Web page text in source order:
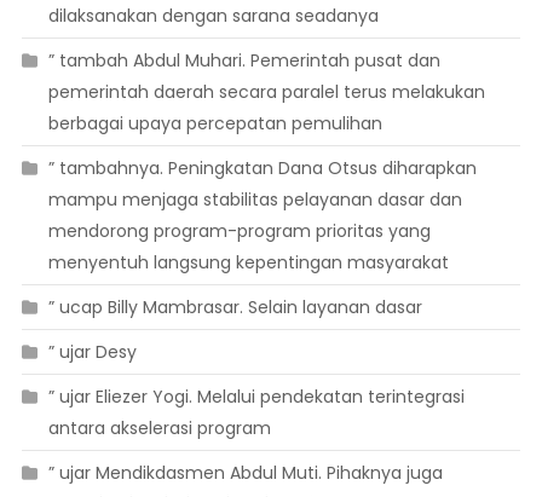
dilaksanakan dengan sarana seadanya
” tambah Abdul Muhari. Pemerintah pusat dan
pemerintah daerah secara paralel terus melakukan
berbagai upaya percepatan pemulihan
” tambahnya. Peningkatan Dana Otsus diharapkan
mampu menjaga stabilitas pelayanan dasar dan
mendorong program-program prioritas yang
menyentuh langsung kepentingan masyarakat
” ucap Billy Mambrasar. Selain layanan dasar
” ujar Desy
” ujar Eliezer Yogi. Melalui pendekatan terintegrasi
antara akselerasi program
” ujar Mendikdasmen Abdul Muti. Pihaknya juga